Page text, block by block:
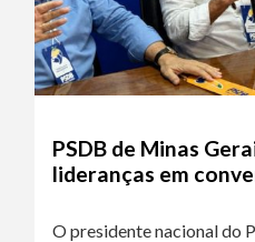
PSDB de Minas
lideranças em
O presidente nacional do